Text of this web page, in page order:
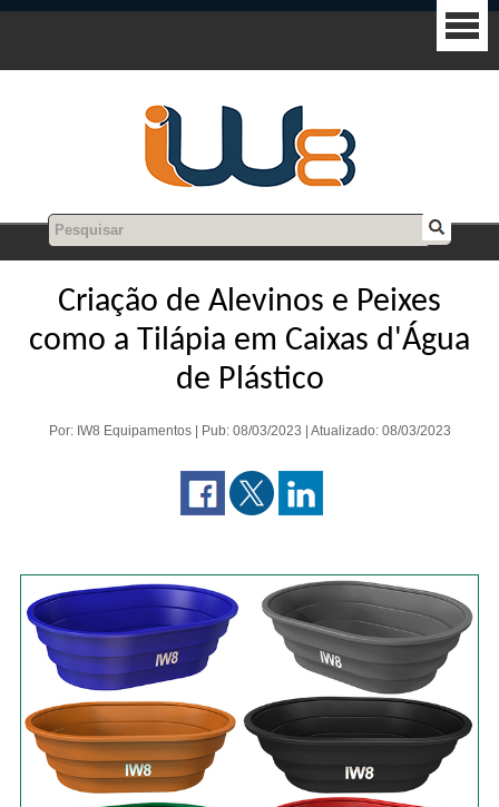
Criação de Alevinos e Peixes
como a Tilápia em Caixas d'Água
de Plástico
Por: IW8 Equipamentos | Pub: 08/03/2023 | Atualizado: 08/03/2023